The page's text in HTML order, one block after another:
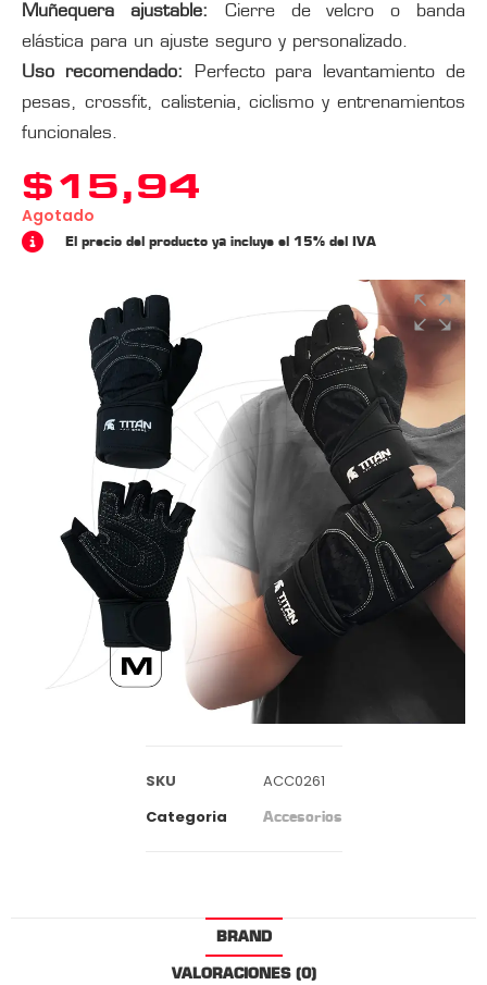
Muñequera ajustable: Cierre de velcro o banda
elástica para un ajuste seguro y personalizado.
Uso recomendado: Perfecto para levantamiento de
pesas, crossfit, calistenia, ciclismo y entrenamientos
funcionales.
$15,94
Agotado
El precio del producto ya incluye el 15% del IVA
SKU
ACC0261
Categoria
Accesorios
BRAND
VALORACIONES (0)